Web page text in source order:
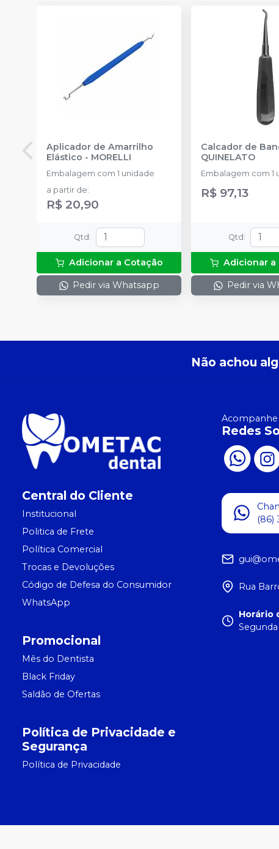
Aplicador de Amarrilho
Elástico - MORELLI
Embalagem com 1 unidade
a partir de:
R$ 20,90
Qtd :
Adicionar a Cotação
Pedir via Whatsapp
Calcador de
QUINELATO
Embalagem com 1
R$ 97,13
Qtd :
Adicionar a
Pedir via
Não achou
Central do Cliente
Institucional
Politica de Frete
Política Comercial
Trocas e Devoluções
Código de Defesa do Consumidor
WhatsApp
Promocional
Mês do Dentista
Black Friday
Saldão de Ofertas
Política de Privacidade e
Segurança
Política de Privacidade
Acompanhe
Redes
(86)
Rua
Horário
Segunda